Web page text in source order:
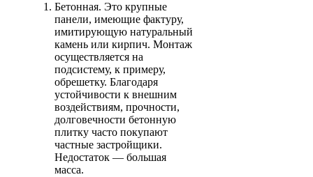
Бетонная. Это крупные
панели, имеющие фактуру,
имитирующую натуральный
камень или кирпич. Монтаж
осуществляется на
подсистему, к примеру,
обрешетку. Благодаря
устойчивости к внешним
воздействиям, прочности,
долговечности бетонную
плитку часто покупают
частные застройщики.
Недостаток — большая
масса.